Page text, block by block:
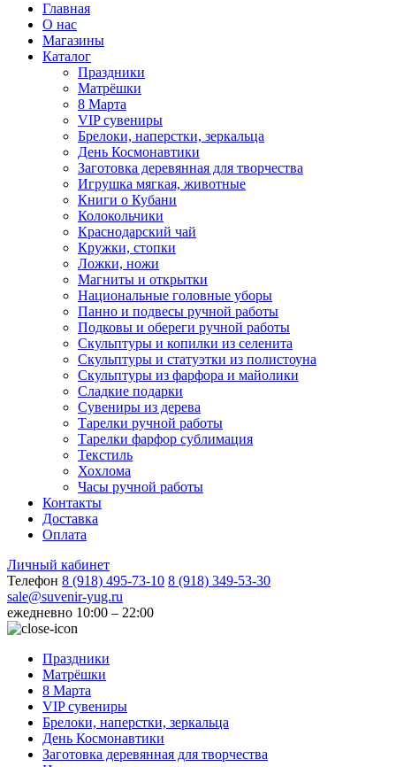
Главная
О нас
Магазины
Каталог
Праздники
Матрёшки
8 Марта
VIP сувениры
Брелоки, наперстки, зеркальца
День Космонавтики
Заготовка деревянная для творчества
Игрушка мягкая, животные
Книги о Кубани
Колокольчики
Краснодарский чай
Кружки, стопки
Ложки, ножи
Магниты и открытки
Национальные головные уборы
Панно и подвесы ручной работы
Подковы и обереги ручной работы
Скульптуры и копилки из селенита
Скульптуры и статуэтки из полистоуна
Скульптуры из фарфора и майолики
Сладкие подарки
Сувениры из дерева
Тарелки ручной работы
Тарелки фарфор сублимация
Текстиль
Хохлома
Часы ручной работы
Контакты
Доставка
Оплата
Личный кабинет
Телефон 8 (918) 495-73-10 8 (918) 349-53-30
sale@suvenir-yug.ru
ежедневно 10:00 – 22:00
Праздники
Матрёшки
8 Марта
VIP сувениры
Брелоки, наперстки, зеркальца
День Космонавтики
Заготовка деревянная для творчества